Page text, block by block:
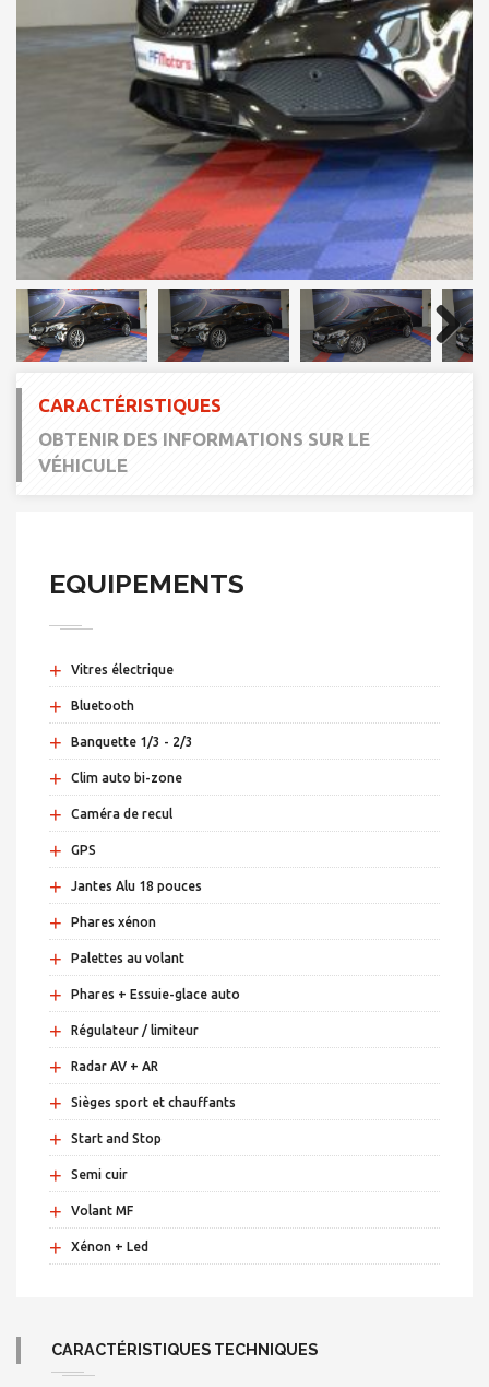
Next
CARACTÉRISTIQUES
OBTENIR DES INFORMATIONS SUR LE
VÉHICULE
EQUIPEMENTS
+ Vitres électrique
+ Bluetooth
+ Banquette 1/3 - 2/3
+ Clim auto bi-zone
+ Caméra de recul
+ GPS
+ Jantes Alu 18 pouces
+ Phares xénon
+ Palettes au volant
+ Phares + Essuie-glace auto
+ Régulateur / limiteur
+ Radar AV + AR
+ Sièges sport et chauffants
+ Start and Stop
+ Semi cuir
+ Volant MF
+ Xénon + Led
CARACTÉRISTIQUES TECHNIQUES